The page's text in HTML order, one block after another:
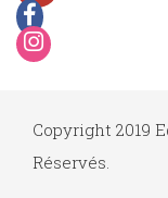
Copyright 2019
Réservés.